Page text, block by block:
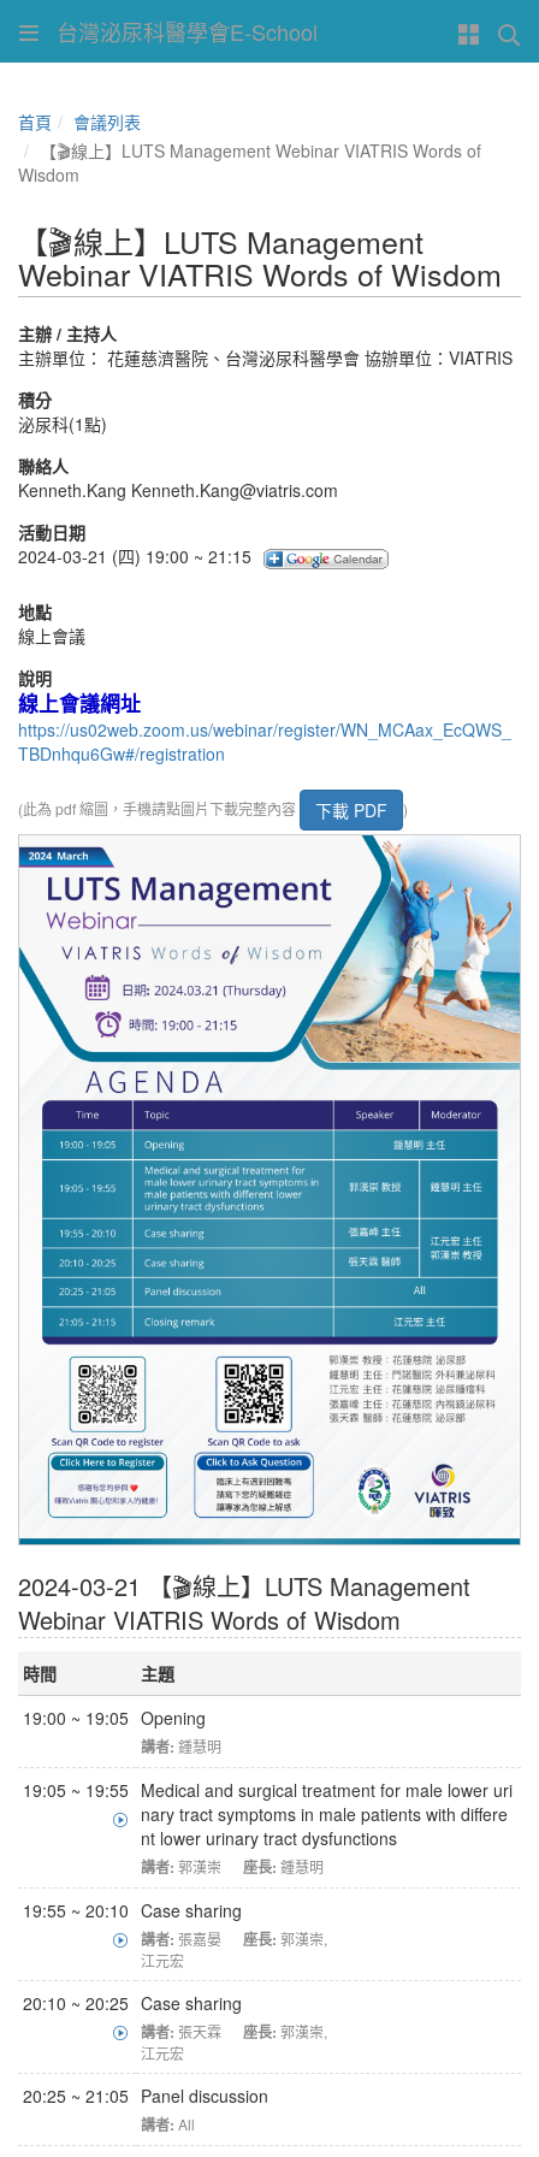
台灣泌尿科醫學會E-School
首頁
會議列表
【🎬線上】LUTS Management Webinar VIATRIS Words of
Wisdom
【🎬線上】LUTS Management
Webinar VIATRIS Words of Wisdom
主辦 / 主持人
主辦單位： 花蓮慈濟醫院、台灣泌尿科醫學會 協辦單位：VIATRIS
積分
泌尿科(1點)
聯絡人
Kenneth.Kang Kenneth.Kang@viatris.com
活動日期
2024-03-21 (四) 19:00 ~ 21:15
地點
線上會議
說明
線上會議網址
https://us02web.zoom.us/webinar/register/WN_MCAax_EcQWS_
TBDnhqu6Gw#/registration
(此為 pdf 縮圖，手機請點圖片下載完整內容 下載 PDF )
2024-03-21 【🎬線上】LUTS Management
Webinar VIATRIS Words of Wisdom
時間
主題
19:00 ~ 19:05 Opening
講者: 鍾慧明
19:05 ~ 19:55 Medical and surgical treatment for male lower uri
nary tract symptoms in male patients with differe
nt lower urinary tract dysfunctions
講者: 郭漢崇 座長: 鍾慧明
19:55 ~ 20:10 Case sharing
講者: 張嘉晏 座長: 郭漢崇,
江元宏
20:10 ~ 20:25 Case sharing
講者: 張天霖 座長: 郭漢崇,
江元宏
20:25 ~ 21:05 Panel discussion
講者: All